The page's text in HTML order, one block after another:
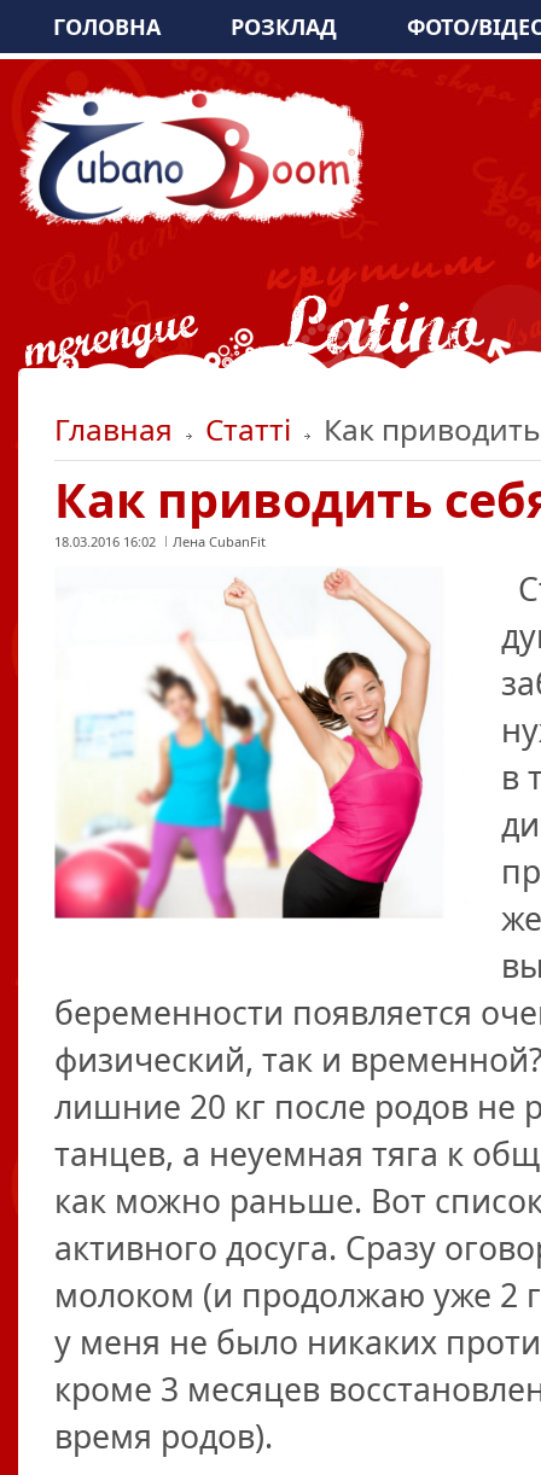
ГОЛОВНА РОЗКЛАД ФОТО/
Главная Статті Как
Как приводить
18.03.2016 16:02 Лена CubanFit
в
беременности появляется
физический, так и
лишние 20 кг после родов не
танцев, а неуемная тяга к
как можно раньше. Вот
активного досуга. Сразу
молоком (и продолжаю уже 2
у меня не было никаких
кроме 3 месяцев
время родов).